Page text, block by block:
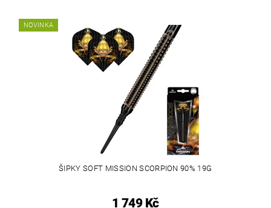
NOVINKA
ŠIPKY SOFT MISSION SCORPION 90% 19G
1 749 Kč